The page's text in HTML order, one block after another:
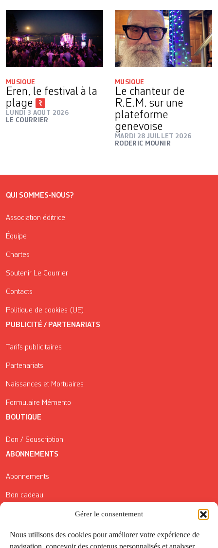
Gérer le consentement
Nous utilisons des cookies pour améliorer votre expérience de
navigation, concevoir des contenus personnalisés et analyser
MUSIQUE
Eren, le festival à la
plage
LUNDI 3 AOÛT 2026
LE COURRIER
MUSIQUE
Le chanteur de
R.E.M. sur une
plateforme
genevoise
MARDI 28 JUILLET 2026
RODERIC MOUNIR
QUI SOMMES-NOUS?
Association éditrice
Équipe
Chartes
Soutenir Le Courrier
Contacts
Politique de cookies (UE)
PUBLICITÉ / PARTENARIATS
Tarifs publicitaires
Partenariats
Naissances et Mortuaires
Formulaire Mémento
BOUTIQUE
Don / Souscription
ABONNEMENTS
Abonnements
Bon cadeau
Conditions générales de vente
Réductions de la Carte Côté Courrier